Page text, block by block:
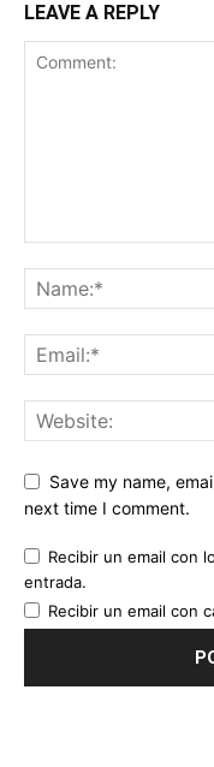
LEAVE A REPLY
Save my name,
next time I comment.
Recibir un email con
entrada.
Recibir un email con